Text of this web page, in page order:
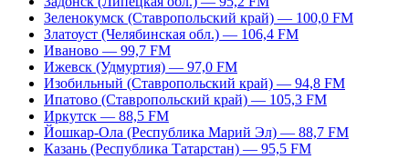
Зеленокумск (Ставропольский край) — 100,0 FM
Златоуст (Челябинская обл.) — 106,4 FM
Иваново — 99,7 FM
Ижевск (Удмуртия) — 97,0 FM
Изобильный (Ставропольский край) — 94,8 FM
Ипатово (Ставропольский край) — 105,3 FM
Иркутск — 88,5 FM
Йошкар-Ола (Республика Марий Эл) — 88,7 FM
Казань (Республика Татарстан) — 95,5 FM